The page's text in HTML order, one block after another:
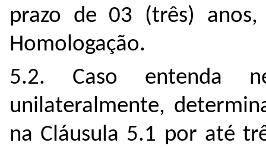
prazo de 03 (três)
Homologação.
5.2. Caso entenda
unilateralmente,
na Cláusula 5.1 por até